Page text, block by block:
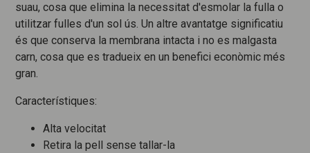
suau, cosa que elimina la necessitat d'esmolar la fulla o
utilitzar fulles d'un sol ús. Un altre avantatge significatiu
és que conserva la membrana intacta i no es malgasta
carn, cosa que es tradueix en un benefici econòmic més
gran.
Característiques:
Alta velocitat
Retira la pell sense tallar-la